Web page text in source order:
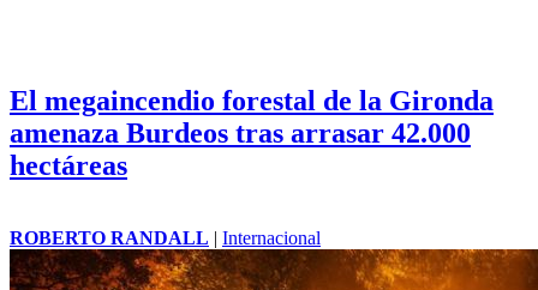
El megaincendio forestal de la Gironda
amenaza Burdeos tras arrasar 42.000
hectáreas
ROBERTO RANDALL | Internacional